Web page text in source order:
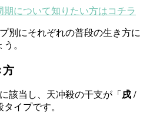
期について知りたい方はコチラ
別にそれぞれの普段の生き方に
。
方
に該当し、天冲殺の干支が「 戌 /
イプです。